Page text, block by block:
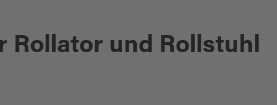
Rollator und Rollstuhl